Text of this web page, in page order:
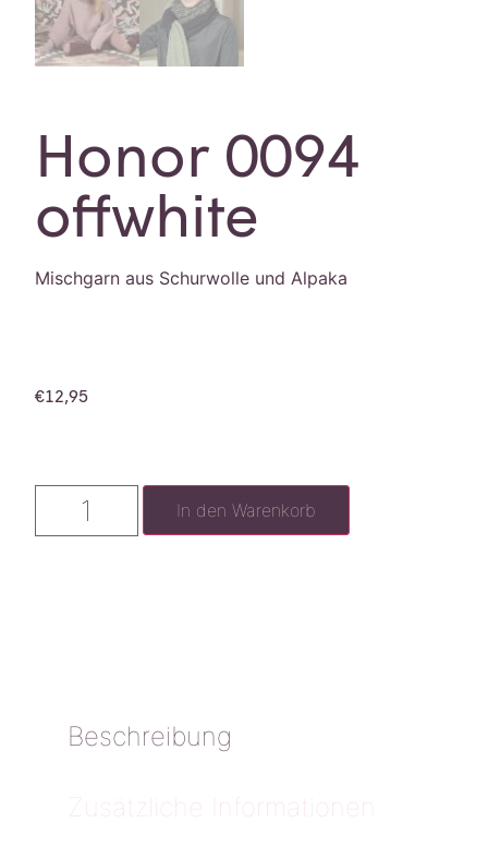
Honor 0094
offwhite
Mischgarn aus Schurwolle und Alpaka
€12,95
In den Warenkorb
Beschreibung
Zusätzliche Informationen